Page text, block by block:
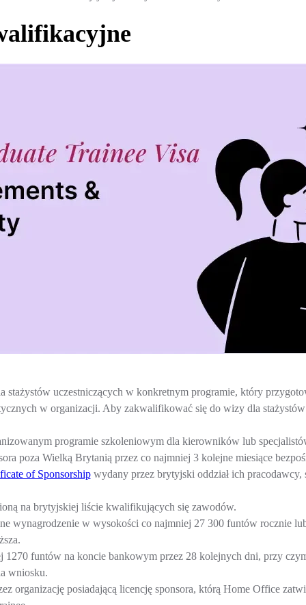
stażystów uczestniczących w konkretnym programie, który
w organizacji. Aby zakwalifikować się do wizy dla
programie szkoleniowym dla kierowników lub
poza Wielką Brytanią przez co najmniej 3 kolejne miesiące
of Sponsorshipwydany przez brytyjski oddział ich pracodawcy,
na brytyjskiej liście kwalifikujących się zawodów.
wynagrodzenie w wysokości co najmniej 27 300 funtów rocznie
1270 funtów na koncie bankowym przez 28 kolejnych dni, przy
wniosku.
organizację posiadającą licencję sponsora, którą Home Office